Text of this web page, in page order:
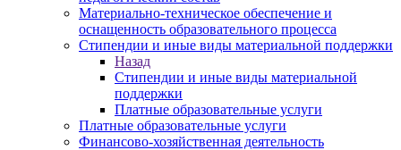
Материально-техническое обеспечение и
оснащенность образовательного процесса
Стипендии и иные виды материальной поддержки
Назад
Стипендии и иные виды материальной
поддержки
Платные образовательные услуги
Платные образовательные услуги
Финансово-хозяйственная деятельность